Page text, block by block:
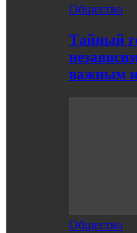
Общество
Тайный
важным
Общество